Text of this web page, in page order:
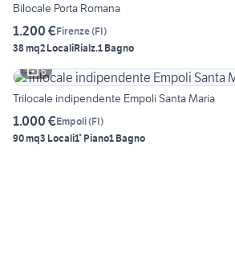
Bilocale Porta Romana
1.200 €Firenze(FI)
38 mq2 LocaliRialz.1 Bagno
6
Trilocale indipendente Empoli Santa Maria
1.000 €Empoli(FI)
90 mq3 Locali1° Piano1 Bagno